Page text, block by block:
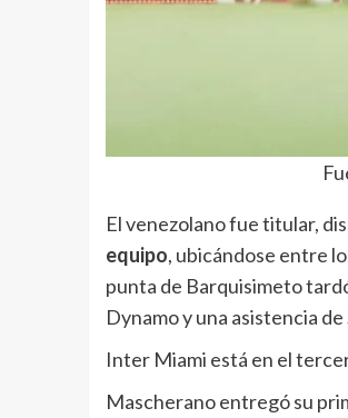
El venezolano fue titular,
equipo, ubicándose entre
punta de Barquisimeto
Dynamo y una asistencia de
Inter Miami está en el
Mascherano entregó su